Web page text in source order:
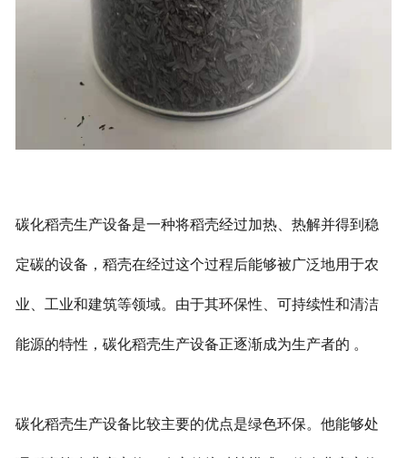
碳化稻壳生产设备是一种将稻壳经过加热、热解并得到稳
定碳的设备，稻壳在经过这个过程后能够被广泛地用于农
业、工业和建筑等领域。由于其环保性、可持续性和清洁
能源的特性，碳化稻壳生产设备正逐渐成为生产者的 。
碳化稻壳生产设备比较主要的优点是绿色环保。他能够处